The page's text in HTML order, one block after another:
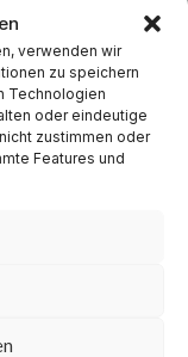
verwenden wir
zu speichern
Technologien
oder eindeutige
zustimmen oder
Features und